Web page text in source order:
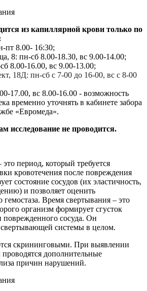
из капиллярной крови только по
пт 8.00- 16:30;
8: пн-сб 8.00-18.30, вс 9.00-14.00;
8.00-16.00, вс 9.00-13.00;
18Д: пн-сб с 7-00 до 16-00, вс с 8-00
17.00, вс 8.00-16.00 - возможность
временно уточнять в кабинете забора
«Евромеда».
исследование не проводится.
период, который требуется
кровотечения после повреждения
состояние сосудов (их эластичность,
и позволяет оценить
гемостаза. Время свертывания – это
организм формирует сгусток
поврежденного сосуда. Он
свертывающей системы в целом.
скрининговыми. При выявлении
дополнительные
причин нарушений.